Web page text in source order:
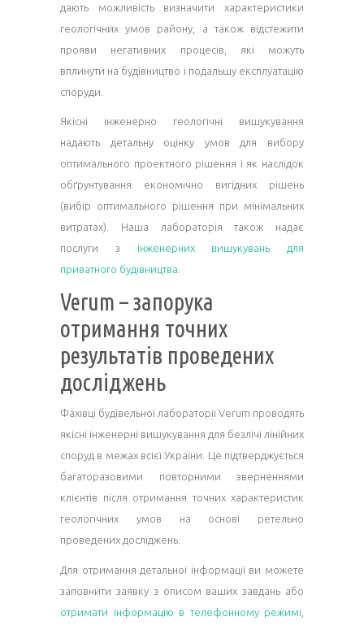
дають можливість визначити характеристики
геологічних умов району, а також відстежити
прояви негативних процесів, які можуть
вплинути на будівництво і подальшу експлуатацію
споруди.
Якісні інженерно геологічні вишукування
надають детальну оцінку умов для вибору
оптимального проектного рішення і як наслідок
обґрунтування економічно вигідних рішень
(вибір оптимального рішення при мінімальних
витратах). Наша лабораторія також надає
послуги з
інженерних вишукувань для
приватного будівництва
Verum – запорука
отримання точних
результатів проведених
досліджень
Фахівці будівельної лабораторії Verum проводять
якісні інженерні вишукування для безлічі лінійних
споруд в межах всієї України. Це підтверджується
багаторазовими повторними зверненнями
клієнтів після отримання точних характеристик
геологічних умов на основі ретельно
проведених досліджень.
Для отримання детальної інформації ви можете
заповнити заявку з описом ваших завдань або
отримати інформацію в телефонному режимі